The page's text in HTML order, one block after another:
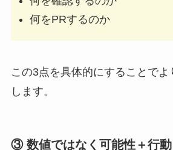
何をPRするのか
この3点を具体的にすることでよ
します。
③ 数値ではなく可能性＋行